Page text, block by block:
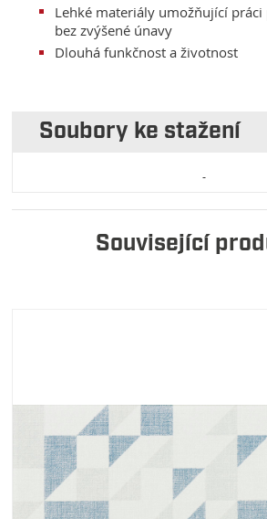
Lehké materiály umožňující
bez zvýšené únavy
Dlouhá funkčnost a životnost
Soubory ke stažení
Související